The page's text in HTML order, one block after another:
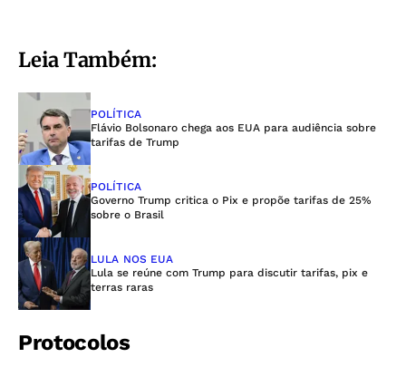
Leia Também:
POLÍTICA
Flávio Bolsonaro chega aos EUA para audiência sobre
tarifas de Trump
POLÍTICA
Governo Trump critica o Pix e propõe tarifas de 25%
sobre o Brasil
LULA NOS EUA
Lula se reúne com Trump para discutir tarifas, pix e
terras raras
Protocolos